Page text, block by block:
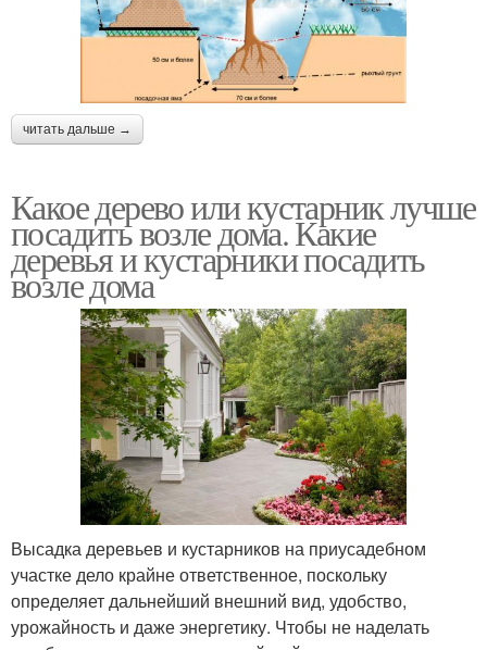
читать дальше →
Какое дерево или кустарник лучше
посадить возле дома. Какие
деревья и кустарники посадить
возле дома
Высадка деревьев и кустарников на приусадебном
участке дело крайне ответственное, поскольку
определяет дальнейший внешний вид, удобство,
урожайность и даже энергетику. Чтобы не наделать